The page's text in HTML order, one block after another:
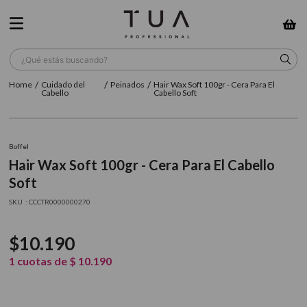
¿Qué estás buscando?
Cuidado del
Cabello
Peinados
Hair Wax Soft 100gr - Cera Para El
Cabello Soft
Boffel
Hair Wax Soft 100gr - Cera Para El Cabello
Soft
: CCCTR0000000270
$10.190
1 cuotas de $ 10.190
TÉRMINOS MÁS BUSCADOS
3 farmavita
6. gama
7. secador